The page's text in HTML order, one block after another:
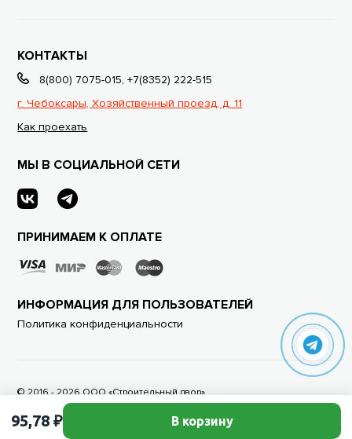
95,78 ₽ В корзину
КОНТАКТЫ
8(800) 7075-015,+7(8352) 222-515
г. Чебоксары, Хозяйственный проезд, д. 11
Как проехать
МЫ В СОЦИАЛЬНОЙ СЕТИ
ПРИНИМАЕМ К ОПЛАТЕ
ИНФОРМАЦИЯ ДЛЯ ПОЛЬЗОВАТЕЛЕЙ
Политика конфиденциальности
© 2016 - 2026 ООО «Строительный двор»
Дизайн и разработка Brandog